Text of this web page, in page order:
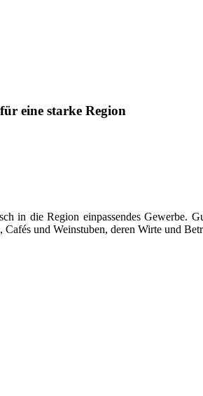
eine starke Region
in die Region einpassendes Gewerbe.
und Weinstuben, deren Wirte und